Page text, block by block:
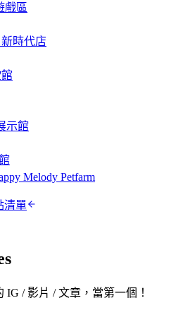
戲區
時代店
示館
Melody Petfarm
清單
/ 影片 / 文章，當第一個！